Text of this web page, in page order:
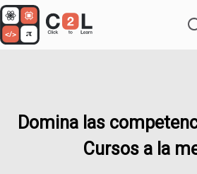
Saltar
al
contenido
Domina las
Cursos a la